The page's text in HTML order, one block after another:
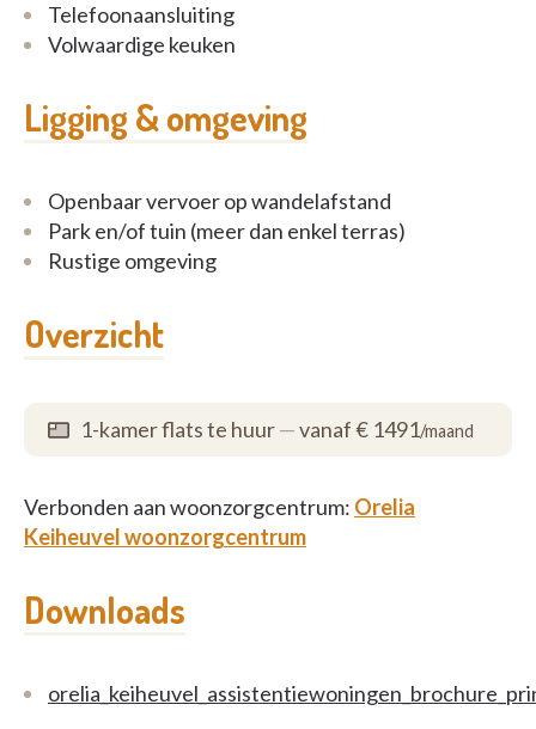
Telefoonaansluiting
Volwaardige keuken
Ligging & omgeving
Openbaar vervoer op wandelafstand
Park en/of tuin (meer dan enkel terras)
Rustige omgeving
Overzicht
1-kamer flats te huur—vanaf € 1491/maand
Verbonden aan woonzorgcentrum: Orelia
Keiheuvel woonzorgcentrum
Downloads